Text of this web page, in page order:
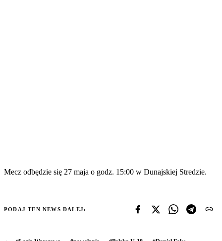
Mecz odbędzie się 27 maja o godz. 15:00 w Dunajskiej Stredzie.
PODAJ TEN NEWS DALEJ: